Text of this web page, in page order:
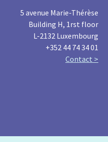
5 avenue Marie-Thérèse
Building H, 1rst floor
L-2132 Luxembourg
+352 44 74 34 01
Contact >